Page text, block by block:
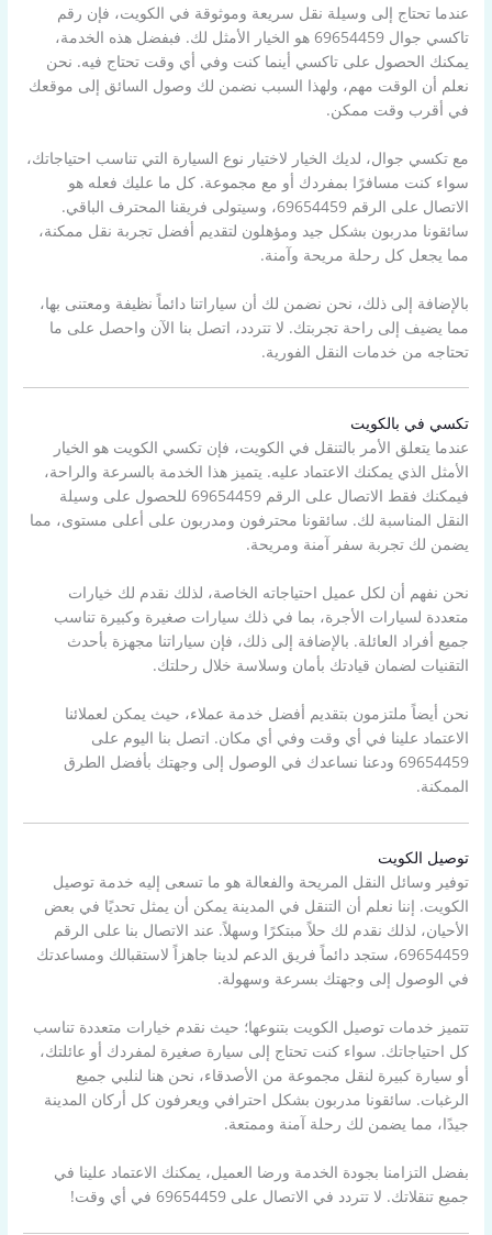
عندما تحتاج إلى وسيلة نقل سريعة وموثوقة في الكويت، فإن رقم
تاكسي جوال 69654459 هو الخيار الأمثل لك. فبفضل هذه الخدمة،
يمكنك الحصول على تاكسي أينما كنت وفي أي وقت تحتاج فيه. نحن
نعلم أن الوقت مهم، ولهذا السبب نضمن لك وصول السائق إلى موقعك
في أقرب وقت ممكن.
مع تكسي جوال، لديك الخيار لاختيار نوع السيارة التي تناسب احتياجاتك،
سواء كنت مسافرًا بمفردك أو مع مجموعة. كل ما عليك فعله هو
الاتصال على الرقم 69654459، وسيتولى فريقنا المحترف الباقي.
سائقونا مدربون بشكل جيد ومؤهلون لتقديم أفضل تجربة نقل ممكنة،
مما يجعل كل رحلة مريحة وآمنة.
بالإضافة إلى ذلك، نحن نضمن لك أن سياراتنا دائماً نظيفة ومعتنى بها،
مما يضيف إلى راحة تجربتك. لا تتردد، اتصل بنا الآن واحصل على ما
تحتاجه من خدمات النقل الفورية.
تكسي في بالكويت
عندما يتعلق الأمر بالتنقل في الكويت، فإن تكسي الكويت هو الخيار
الأمثل الذي يمكنك الاعتماد عليه. يتميز هذا الخدمة بالسرعة والراحة،
فيمكنك فقط الاتصال على الرقم 69654459 للحصول على وسيلة
النقل المناسبة لك. سائقونا محترفون ومدربون على أعلى مستوى، مما
يضمن لك تجربة سفر آمنة ومريحة.
نحن نفهم أن لكل عميل احتياجاته الخاصة، لذلك نقدم لك خيارات
متعددة لسيارات الأجرة، بما في ذلك سيارات صغيرة وكبيرة تناسب
جميع أفراد العائلة. بالإضافة إلى ذلك، فإن سياراتنا مجهزة بأحدث
التقنيات لضمان قيادتك بأمان وسلاسة خلال رحلتك.
نحن أيضاً ملتزمون بتقديم أفضل خدمة عملاء، حيث يمكن لعملائنا
الاعتماد علينا في أي وقت وفي أي مكان. اتصل بنا اليوم على
69654459 ودعنا نساعدك في الوصول إلى وجهتك بأفضل الطرق
الممكنة.
توصيل الكويت
توفير وسائل النقل المريحة والفعالة هو ما تسعى إليه خدمة توصيل
الكويت. إننا نعلم أن التنقل في المدينة يمكن أن يمثل تحديًا في بعض
الأحيان، لذلك نقدم لك حلاً مبتكرًا وسهلاً. عند الاتصال بنا على الرقم
69654459، ستجد دائماً فريق الدعم لدينا جاهزاً لاستقبالك ومساعدتك
في الوصول إلى وجهتك بسرعة وسهولة.
تتميز خدمات توصيل الكويت بتنوعها؛ حيث نقدم خيارات متعددة تناسب
كل احتياجاتك. سواء كنت تحتاج إلى سيارة صغيرة لمفردك أو عائلتك،
أو سيارة كبيرة لنقل مجموعة من الأصدقاء، نحن هنا لنلبي جميع
الرغبات. سائقونا مدربون بشكل احترافي ويعرفون كل أركان المدينة
جيدًا، مما يضمن لك رحلة آمنة وممتعة.
بفضل التزامنا بجودة الخدمة ورضا العميل، يمكنك الاعتماد علينا في
جميع تنقلاتك. لا تتردد في الاتصال على 69654459 في أي وقت!